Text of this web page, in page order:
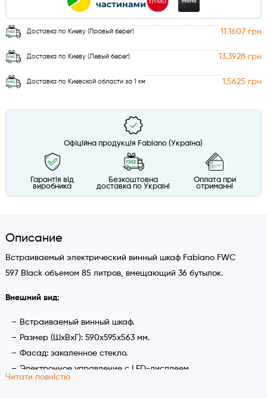
Доставка по Киеву (Правый берег) 11.1607 грн
Доставка по Киеву (Левый берег) 13.3928 грн
Доставка по Киевской области за 1 км 1.5625 грн
Офіційна продукція Fabiano (Україна)
Гарантія від
виробника
Безкоштовна
доставка по Україні
Оплата при
отриманні
Описание
Встраиваемый электрический винный шкаф Fabiano FWC
597 Black объемом 85 литров, вмещающий 36 бутылок.
Внешний вид:
Встраиваемый винный шкаф.
Размер (ШхВхГ): 590х595х563 мм.
Фасад: закаленное стекло.
Электронное управление с LED-дисплеем.
Читати повністю